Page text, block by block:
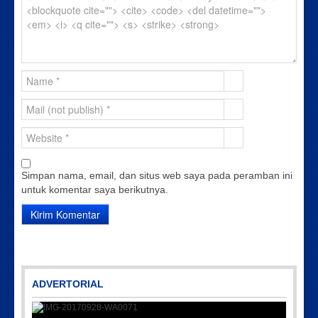
Simpan nama, email, dan situs web saya pada peramban ini
untuk komentar saya berikutnya.
ADVERTORIAL